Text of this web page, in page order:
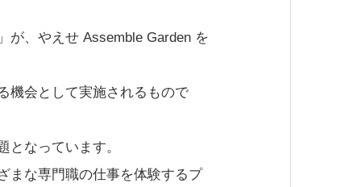
が、 やえせ Assemble Garden を
機会として実施されるもので
なっています。
まな専門職の仕事を体験するプ